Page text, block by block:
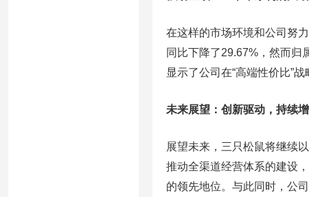
在这样的市场环境和公司努
同比下降了29.67%，然而归
显示了公司在“高端性价比”
未来展望：创新驱动，持续
展望未来，三只松鼠将继续
推动全渠道经营体系的建设
的领先地位。与此同时，公